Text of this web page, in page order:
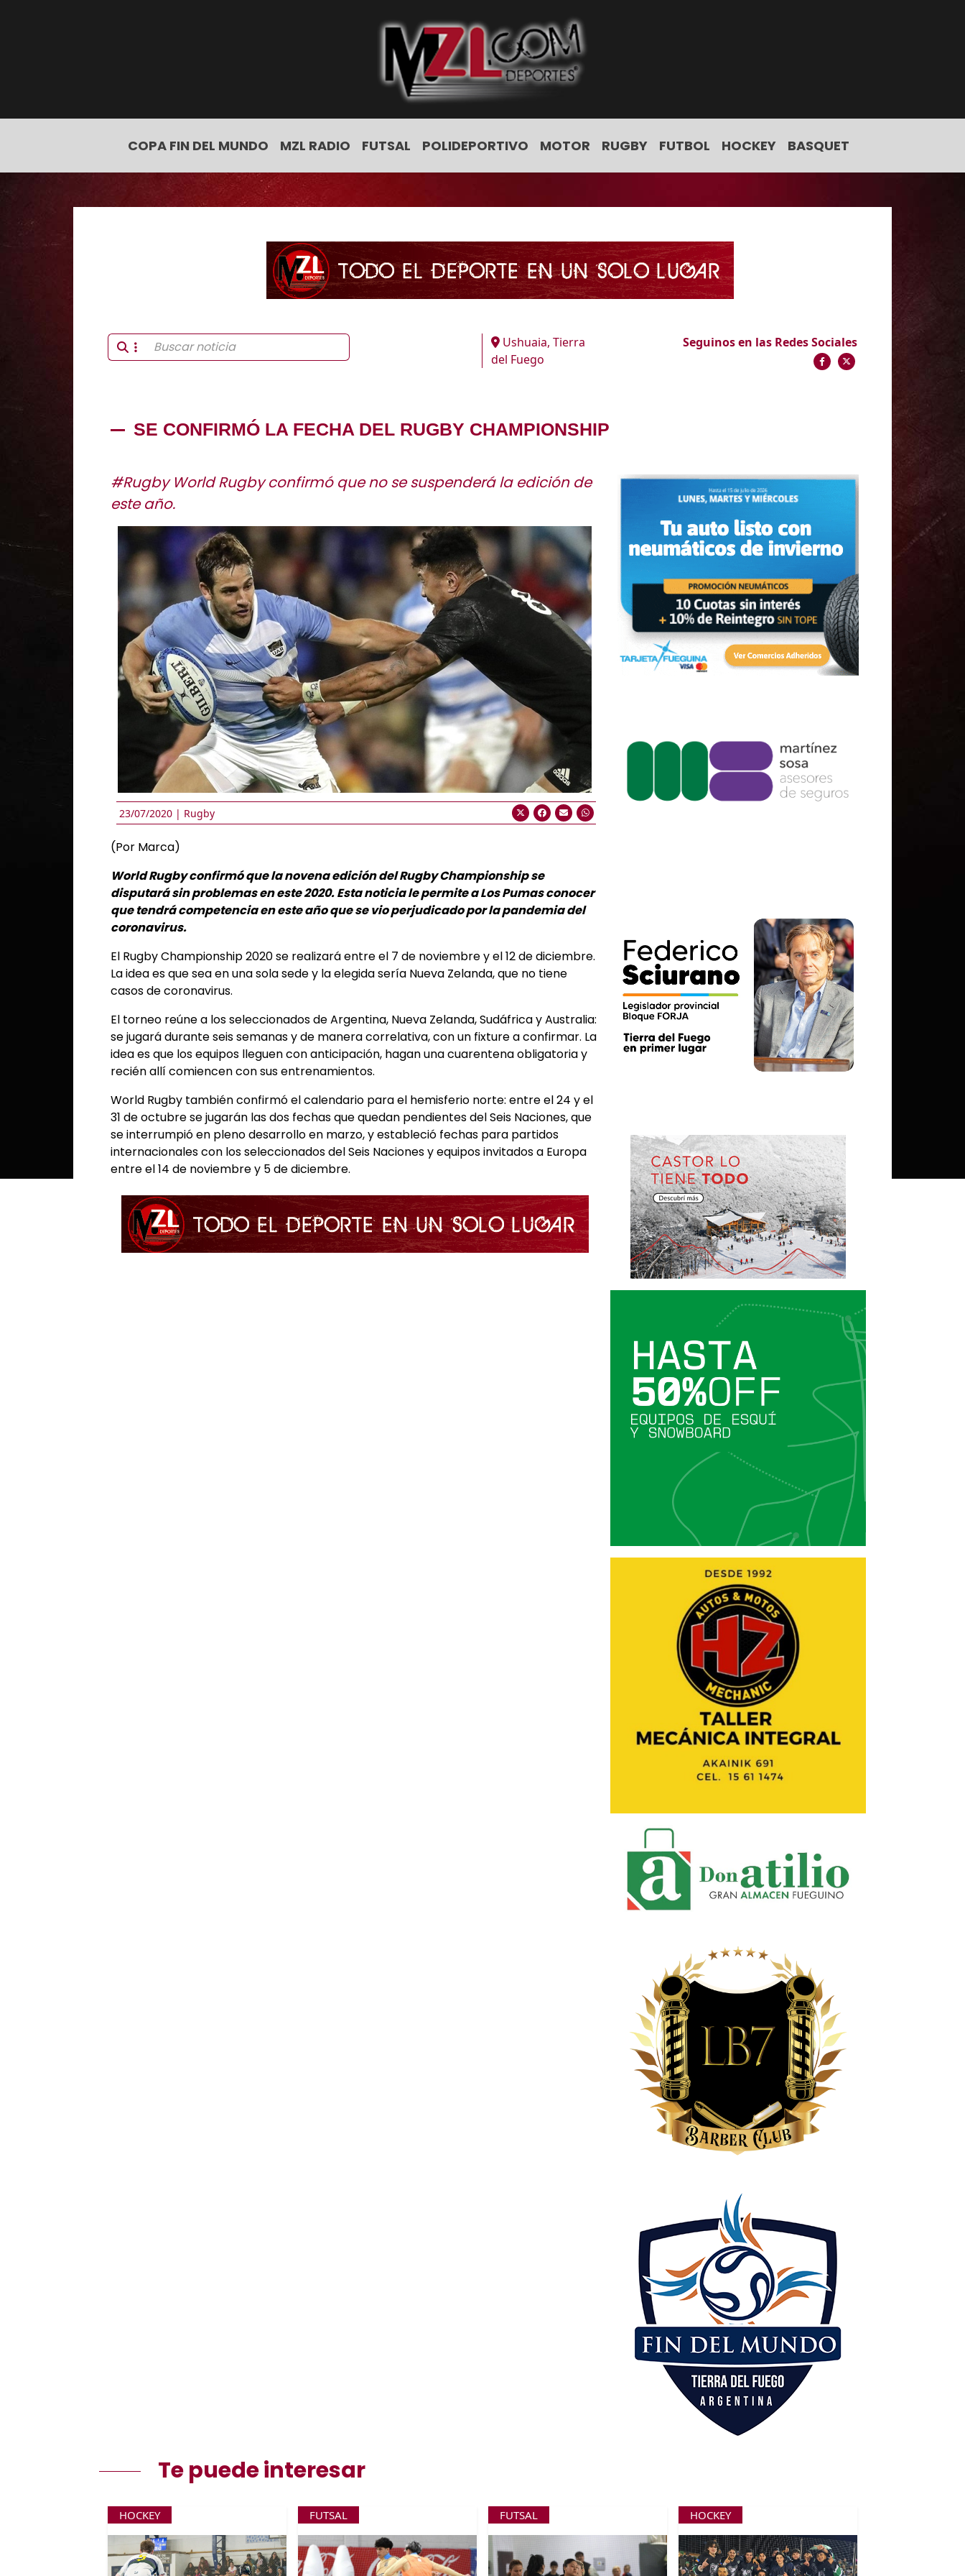
COPA FIN DEL MUNDO MZL RADIO FUTSAL POLIDEPORTIVO MOTOR RUGBY FUTBOL HOCKEY BASQUET
Ushuaia, Tierra
del Fuego
Seguinos en las Redes Sociales
SE CONFIRMÓ LA FECHA DEL RUGBY CHAMPIONSHIP
#Rugby World Rugby confirmó que no se suspenderá la edición de
este año.
23/07/2020 | Rugby
(Por Marca)
World Rugby confirmó que la novena edición del Rugby Championship se
disputará sin problemas en este 2020. Esta noticia le permite a Los Pumas conocer
que tendrá competencia en este año que se vio perjudicado por la pandemia del
coronavirus.
El Rugby Championship 2020 se realizará entre el 7 de noviembre y el 12 de diciembre.
La idea es que sea en una sola sede y la elegida sería Nueva Zelanda, que no tiene
casos de coronavirus.
El torneo reúne a los seleccionados de Argentina, Nueva Zelanda, Sudáfrica y Australia:
se jugará durante seis semanas y de manera correlativa, con un fixture a confirmar. La
idea es que los equipos lleguen con anticipación, hagan una cuarentena obligatoria y
recién allí comiencen con sus entrenamientos.
World Rugby también confirmó el calendario para el hemisferio norte: entre el 24 y el
31 de octubre se jugarán las dos fechas que quedan pendientes del Seis Naciones, que
se interrumpió en pleno desarrollo en marzo, y estableció fechas para partidos
internacionales con los seleccionados del Seis Naciones y equipos invitados a Europa
entre el 14 de noviembre y 5 de diciembre.
Te puede interesar
HOCKEY FUTSAL FUTSAL HOCKEY